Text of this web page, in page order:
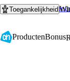
Ga naar
Ga naar zoeken
Toegankelijkheid
ProductenBonus